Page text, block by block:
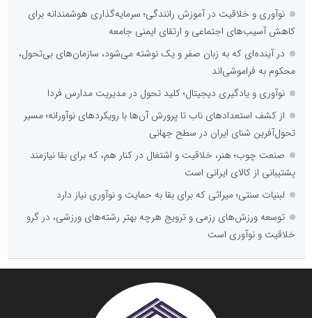
نوآوری و خلاقیت در آموزش رانندگی؛ سرمایه‌گذاری هوشمندانه برای
کاهش آسیب‌های اجتماعی و ارتقای ایمنی جامعه
در آینده‌ای که به زبان صفر و یک نوشته می‌شود، سازمان‌های بی‌تحول،
محکوم به فراموشی‌اند
نوآوری و یادگیری دیجیتال؛ کلید تحول در مدیریت مدارس فردا
از کشف استعدادهای ناب تا پرورش آن‌ها با رویکردهای نوآورانه؛ مسیر
تحول‌آفرین شنای ایران در سطح جهانی
صنعت چوب؛ هنر، خلاقیت و اشتغال در کنار هم، که برای بقا نیازمند
پشتیبانی از کالای ایرانی است
لبنیات سنتی؛ میراثی که برای بقا به حمایت و نوآوری نیاز دارد
توسعه ورزش‌های رزمی و ترویج هرچه بهتر رشته‌های ورزشی، در گرو
خلاقیت و نوآوری است